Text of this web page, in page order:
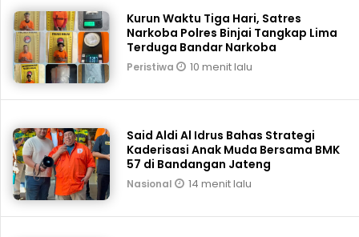
Kurun Waktu Tiga Hari, Satres
Narkoba Polres Binjai Tangkap Lima
Terduga Bandar Narkoba
Peristiwa 10 menit lalu
Said Aldi Al Idrus Bahas Strategi
Kaderisasi Anak Muda Bersama BMK
57 di Bandangan Jateng
Nasional 14 menit lalu